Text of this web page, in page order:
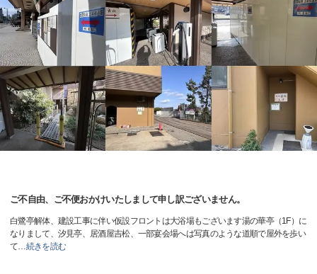
ご不自由、ご不便おかけいたしまして申し訳ございません。
白鷺亭解体、建設工事に伴い仮設フロントは大浴場もございます湯の華亭（1F）に
なりまして、汐見亭、居酒屋吉松、一部宴会場へは写真のような道順で屋外を歩い
て…続きを読む